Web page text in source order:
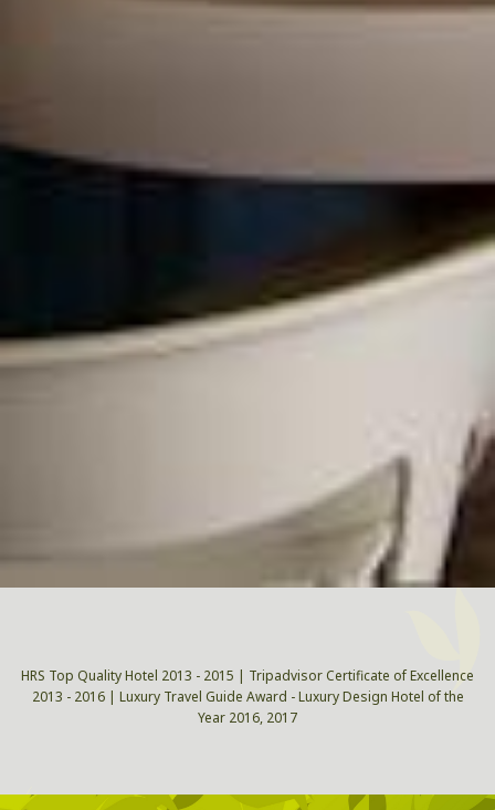
HRS Top Quality Hotel 2013 - 2015 | Tripadvisor Certificate of Excellence
2013 - 2016 | Luxury Travel Guide Award - Luxury Design Hotel of the
Year 2016, 2017